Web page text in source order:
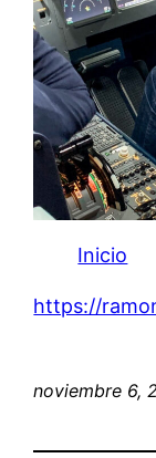
Inicio
https://
noviembre 6,